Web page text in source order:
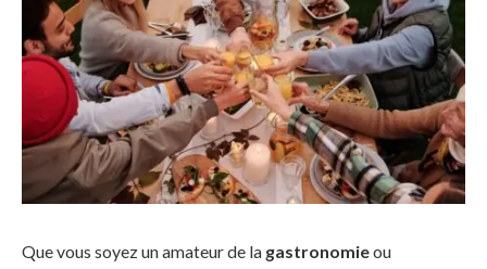
Que vous soyez un amateur de la gastronomieou